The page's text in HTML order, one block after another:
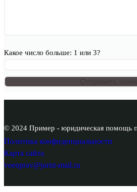
Какое число больше: 1 или 3?
© 2024 Пример - юридическая помощь
Политика конфиденциальности
Карта сайта
voenprav@jurist-mail.ru